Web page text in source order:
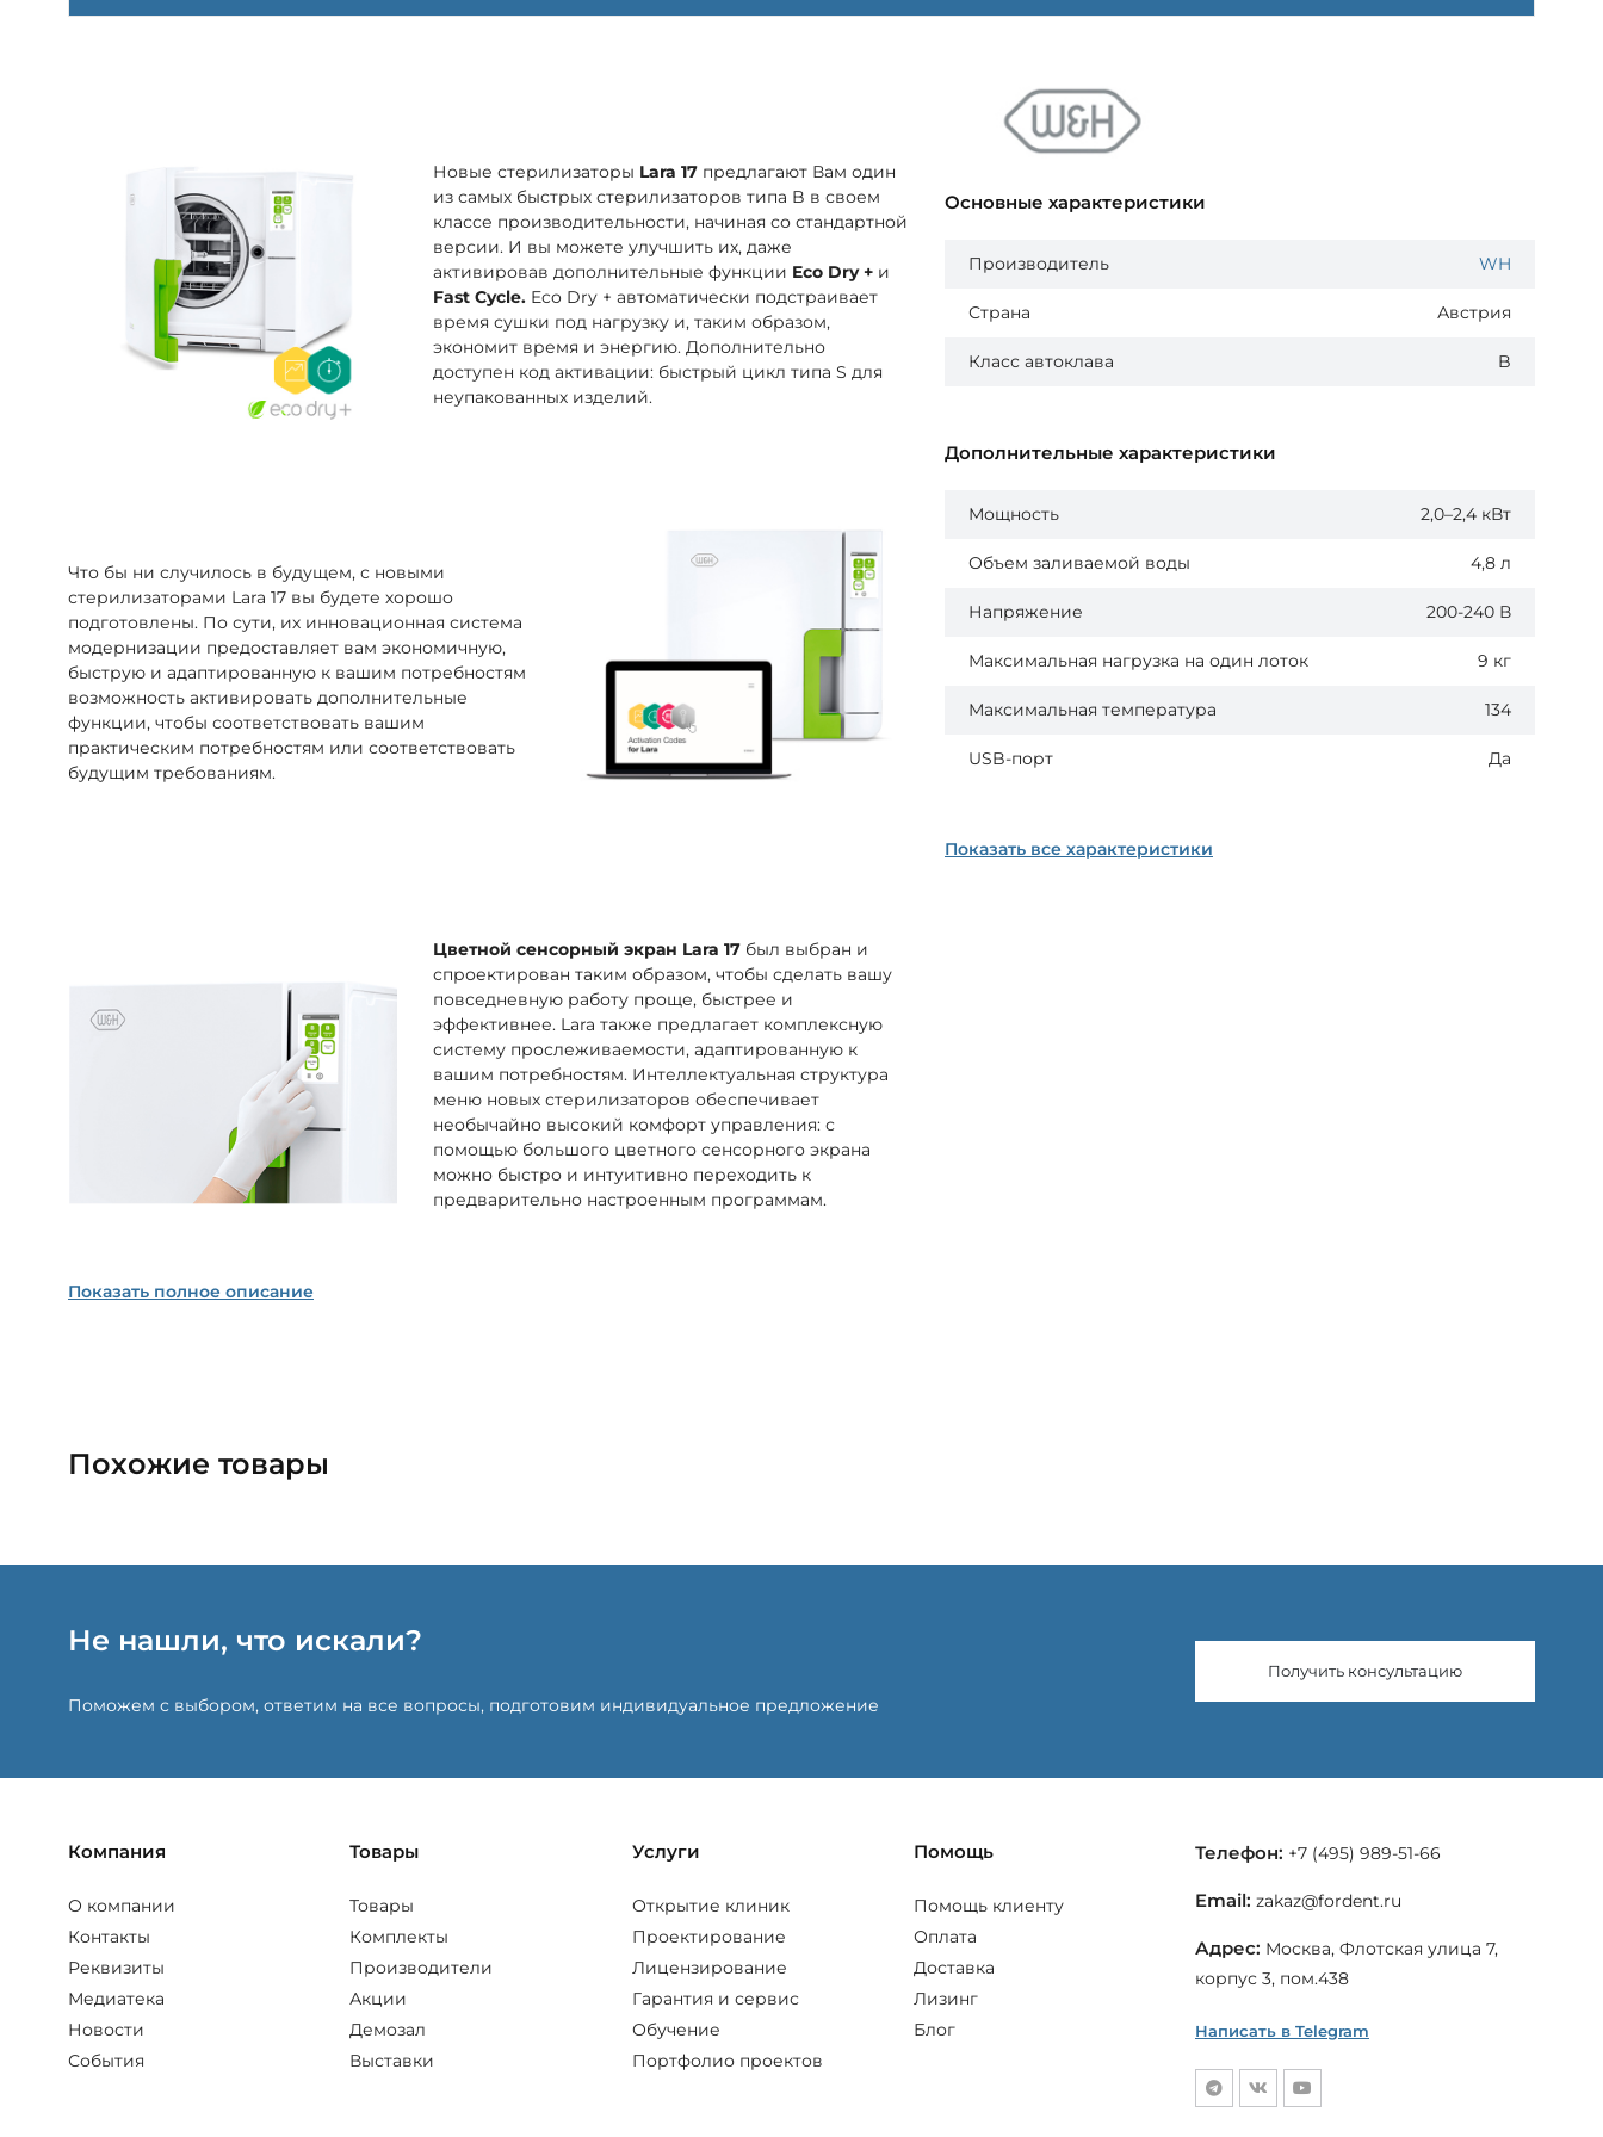
Новые стерилизаторы Lara 17 предлагают Вам один
из самых быстрых стерилизаторов типа B в своем
классе производительности, начиная со стандартной
версии. И вы можете улучшить их, даже
активировав дополнительные функции Eco Dry + и
Fast Cycle. Eco Dry + автоматически подстраивает
время сушки под нагрузку и, таким образом,
экономит время и энергию. Дополнительно
доступен код активации: быстрый цикл типа S для
неупакованных изделий.
Что бы ни случилось в будущем, с новыми
стерилизаторами Lara 17 вы будете хорошо
подготовлены. По сути, их инновационная система
модернизации предоставляет вам экономичную,
быструю и адаптированную к вашим потребностям
возможность активировать дополнительные
функции, чтобы соответствовать вашим
практическим потребностям или соответствовать
будущим требованиям.
Цветной сенсорный экран Lara 17 был выбран и
спроектирован таким образом, чтобы сделать вашу
повседневную работу проще, быстрее и
эффективнее. Lara также предлагает комплексную
систему прослеживаемости, адаптированную к
вашим потребностям. Интеллектуальная структура
меню новых стерилизаторов обеспечивает
необычайно высокий комфорт управления: с
помощью большого цветного сенсорного экрана
можно быстро и интуитивно переходить к
предварительно настроенным программам.
Показать полное описание
Основные характеристики
Производитель WH
Страна Австрия
Класс автоклава B
Дополнительные характеристики
Мощность 2,0–2,4 кВт
Объем заливаемой воды 4,8 л
Напряжение 200-240 В
Максимальная нагрузка на один лоток 9 кг
Максимальная температура 134
USB-порт Да
Показать все характеристики
Похожие товары
Не нашли, что искали?
Поможем с выбором, ответим на все вопросы, подготовим индивидуальное предложение
Получить консультацию
Компания
О компании
Контакты
Реквизиты
Медиатека
Новости
События
Товары
Товары
Комплекты
Производители
Акции
Демозал
Выставки
Услуги
Открытие клиник
Проектирование
Лицензирование
Гарантия и сервис
Обучение
Портфолио проектов
Помощь
Помощь клиенту
Оплата
Доставка
Лизинг
Блог
Телефон: +7 (495) 989-51-66
Email: zakaz@fordent.ru
Адрес: Москва, Флотская улица 7,
корпус 3, пом.438
Написать в Telegram